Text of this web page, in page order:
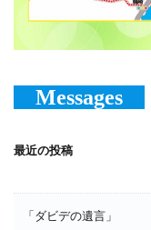
Messages
最近の投稿
「ダビデの遺言」